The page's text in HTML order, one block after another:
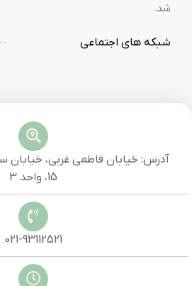
شد.
شبکه های اجتماعی
آدرس: خیابان فاطمی غربی،
15، واحد 3
021-93112521